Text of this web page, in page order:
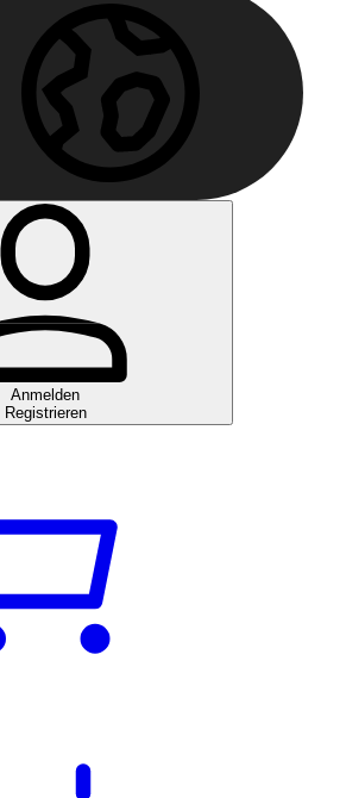
Anmelden
Registrieren